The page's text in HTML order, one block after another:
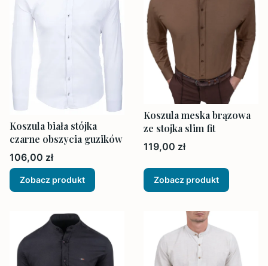
Koszula biała stójka
czarne obszycia guzików
Cena
106,00 zł
Zobacz produkt
Koszula meska brązowa
ze stojka slim fit
Cena
119,00 zł
Zobacz produkt